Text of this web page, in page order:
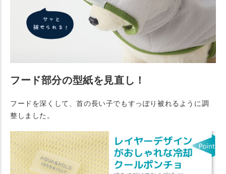
フード部分の型紙を見直し！
フードを深くして、首の長い子でもすっぽり被れるように調
整しました。